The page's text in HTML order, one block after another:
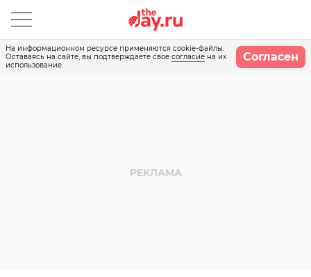
На информационном ресурсе применяются cookie-файлы.
Оставаясь на сайте, вы подтверждаете свое согласие на их
использование.
Согласен